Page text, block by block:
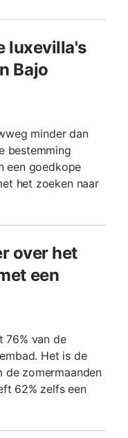
luxevilla's
Bajo
minder dan
bestemming
een goedkope
het zoeken naar
over het
een
76% van de
Het is de
de zomermaanden
62% zelfs een